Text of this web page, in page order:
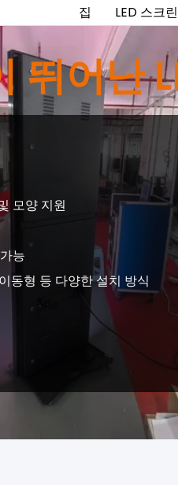
집 LED 스크린
뛰어난
모양 지원
능
동형 등 다양한 설치 방식